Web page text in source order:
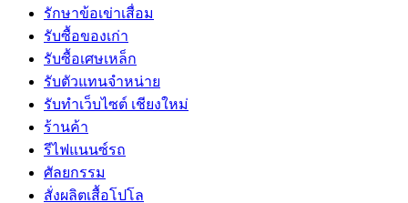
รักษาข้อเข่าเสื่อม
รับซื้อของเก่า
รับซื้อเศษเหล็ก
รับตัวแทนจำหน่าย
รับทำเว็บไซต์ เชียงใหม่
ร้านค้า
รีไฟแนนซ์รถ
ศัลยกรรม
สั่งผลิตเสื้อโปโล